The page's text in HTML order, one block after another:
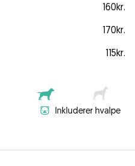
160kr.
170kr.
115kr.
Inkluderer hvalpe